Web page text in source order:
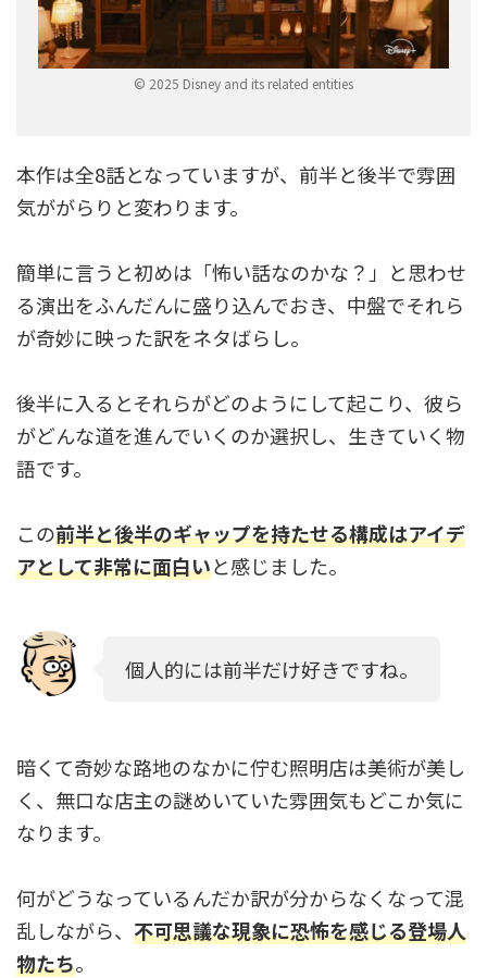
© 2025 Disney and its related entities
本作は全8話となっていますが、前半と後半で雰囲
気ががらりと変わります。
簡単に言うと初めは「怖い話なのかな？」と思わせ
る演出をふんだんに盛り込んでおき、中盤でそれら
が奇妙に映った訳をネタばらし。
後半に入るとそれらがどのようにして起こり、彼ら
がどんな道を進んでいくのか選択し、生きていく物
語です。
この前半と後半のギャップを持たせる構成はアイデ
アとして非常に面白いと感じました。
個人的には前半だけ好きですね。
暗くて奇妙な路地のなかに佇む照明店は美術が美し
く、無口な店主の謎めいていた雰囲気もどこか気に
なります。
何がどうなっているんだか訳が分からなくなって混
乱しながら、 不可思議な現象に恐怖を感じる登場人
物たち。